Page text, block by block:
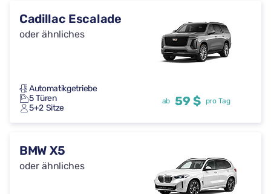
Cadillac Escalade
oder ähnliches
Automatikgetriebe
5 Türen
5+2 Sitze
ab 59 $ pro Tag
BMW X5
oder ähnliches